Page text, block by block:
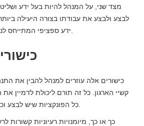
מצד שני, על המנהל להיות בעל ידע
לבצע ולבצע את עבודתו בצורה היעילה
3.
כישורים אלה עוזרים למנהל להבין את
קשיי הארגון. כל זה תורם ליכולת לדמיין
כך או כך, מיומנויות רעיוניות קשורות